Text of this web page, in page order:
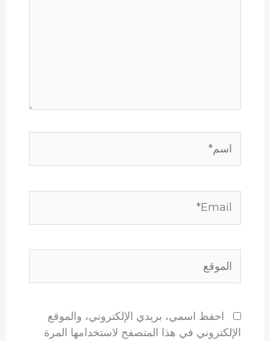
احفظ اسمي، بريدي الإلكتروني، والموقع
الإلكتروني في هذا المتصفح لاستخدامها المرة